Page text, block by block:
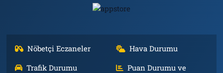
Nöbetçi Eczaneler
Hava Durumu
Trafik Durumu
Puan Durumu ve